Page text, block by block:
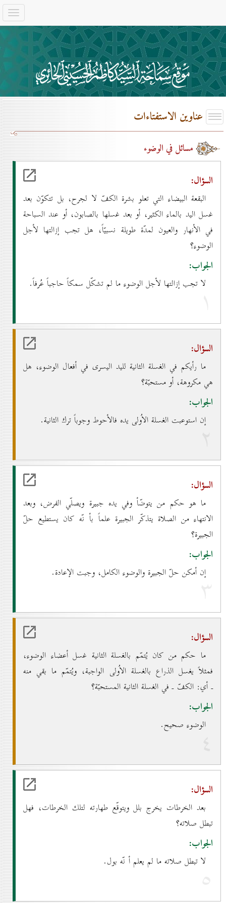
عناوين الاستفتاءات
مسائل في الوضوء
السؤال:
البقعة البيضاء التي تعلو بشرة الكفّ لا لجرح، بل تتكوّن بعد
غسل اليد بالماء الكثير، أو بعد غسلها بالصابون، أو عند السباحة
في الأنهار والعيون لمدّة طويلة نسبيّاً، هل تجب إزالتها لأجل
الوضوء؟
الجواب:
لا تجب إزالتها لأجل الوضوء ما لم تشكّل سمكاً حاجباً عُرفاً.
۱
السؤال:
ما رأيكم في الغسلة الثانية لليد اليسرى في أفعال الوضوء، هل
هي مكروهة، أو مستحبّة؟
الجواب:
إن استوعبت الغسلة الاُولى يده فالأحوط وجوباً ترك الثانية.
۲
السؤال:
ما هو حكم من يتوضّأ وفي يده جبيرة ويصلّي الفرض، وبعد
الانتهاء من الصلاة يتذكّر الجبيرة علماً بأ نّه كان يستطيع حلّ
الجبيرة؟
الجواب:
إن أمكن حلّ الجبيرة والوضوء الكامل، وجبت الإعادة.
۳
السؤال:
ما حكم من كان يُتمّم بالغسلة الثانية غسل أعضاء الوضوء،
فمثلاً يغسل الذراع بالغسلة الاُولى الواجبة، ويُتمّم ما بقي منه
ـ أي: الكفّ ـ في الغسلة الثانية المستحبّة؟
الجواب:
الوضوء صحيح.
٤
السؤال:
بعد الخرطات يخرج بلل ويتوقّع طهارته لتلك الخرطات، فهل
تبطل صلاته؟
الجواب:
لا تبطل صلاته ما لم يعلم أ نّه بول.
٥